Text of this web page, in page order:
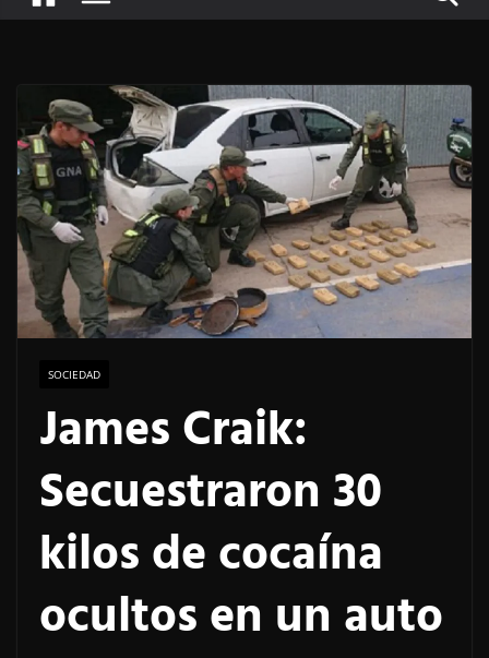
SOCIEDAD
James Craik:
Secuestraron 30
kilos de cocaína
ocultos en un auto